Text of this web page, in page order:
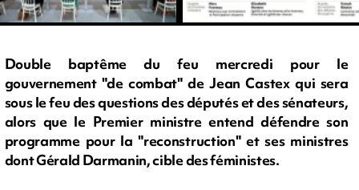
Double baptême du feu mercredi pour le
gouvernement "de combat" de Jean Castex qui sera
sous le feu des questions des députés et des sénateurs,
alors que le Premier ministre entend défendre son
programme pour la "reconstruction" et ses ministres
dont Gérald Darmanin, cible des féministes.